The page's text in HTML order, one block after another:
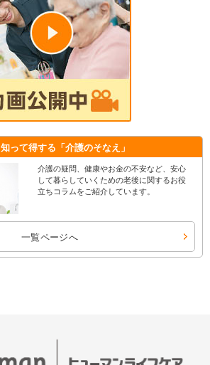
知って得する 「介護のそなえ」
介護の疑問、健康やお金の不安など、安心
して暮らしていくための老後に関するお役
立ちコラムをご紹介しています。
一覧ページへ